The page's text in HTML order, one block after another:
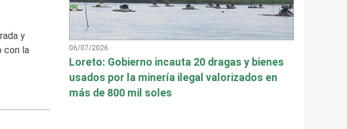
y
con la
06/07/2026
Loreto: Gobierno incauta 20 dragas y bienes
usados por la minería ilegal valorizados en
más de 800 mil soles